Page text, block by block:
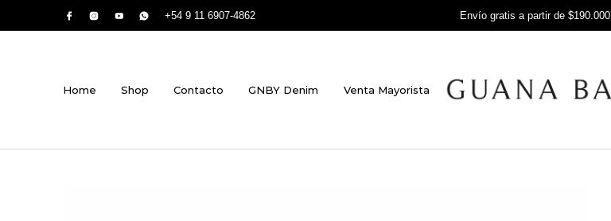
+54 9 11 6907-4862 Envío gratis a partir de $190.000
Home Shop Contacto GNBY Denim Venta Mayorista